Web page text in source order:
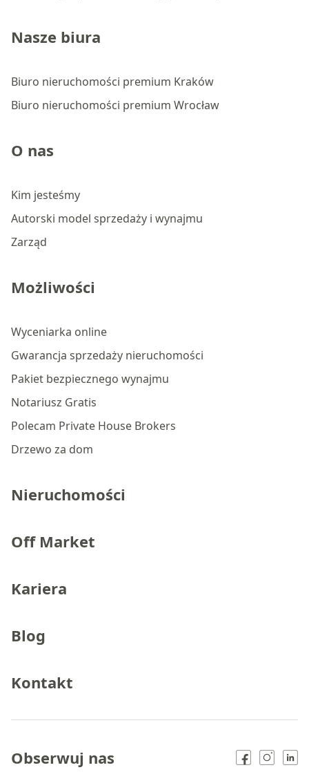
Nasze biura
Biuro nieruchomości premium Kraków
Biuro nieruchomości premium Wrocław
O nas
Kim jesteśmy
Autorski model sprzedaży i wynajmu
Zarząd
Możliwości
Wyceniarka online
Gwarancja sprzedaży nieruchomości
Pakiet bezpiecznego wynajmu
Notariusz Gratis
Polecam Private House Brokers
Drzewo za dom
Nieruchomości
Off Market
Kariera
Blog
Kontakt
Obserwuj nas